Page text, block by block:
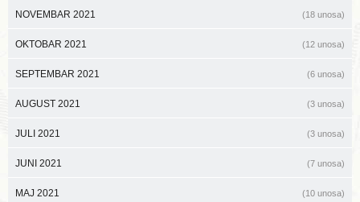
NOVEMBAR 2021 (18 unosa)
OKTOBAR 2021 (12 unosa)
SEPTEMBAR 2021 (6 unosa)
AUGUST 2021 (3 unosa)
JULI 2021 (3 unosa)
JUNI 2021 (7 unosa)
MAJ 2021 (10 unosa)